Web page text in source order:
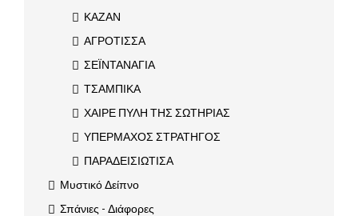
ΚΑΖΑΝ
ΑΓΡΟΤΙΣΣΑ
ΣΕΪΝΤΑΝΑΓΙΑ
ΤΣΑΜΠΙΚΑ
ΧΑΙΡΕ ΠΥΛΗ ΤΗΣ ΣΩΤΗΡΙΑΣ
ΥΠΕΡΜΑΧΟΣ ΣΤΡΑΤΗΓΟΣ
ΠΑΡΑΔΕΙΣΙΩΤΙΣΑ
Μυστικό Δείπνο
Σπάνιες - Διάφορες